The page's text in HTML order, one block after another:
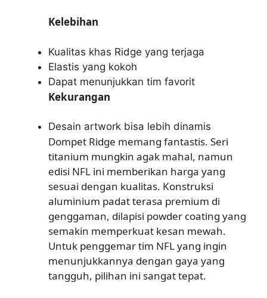
Kelebihan
Kualitas khas Ridge yang terjaga
Elastis yang kokoh
Dapat menunjukkan tim favorit
Kekurangan
Desain artwork bisa lebih dinamis
Dompet Ridge memang fantastis. Seri
titanium mungkin agak mahal, namun
edisi NFL ini memberikan harga yang
sesuai dengan kualitas. Konstruksi
aluminium padat terasa premium di
genggaman, dilapisi powder coating yang
semakin memperkuat kesan mewah.
Untuk penggemar tim NFL yang ingin
menunjukkannya dengan gaya yang
tangguh, pilihan ini sangat tepat.